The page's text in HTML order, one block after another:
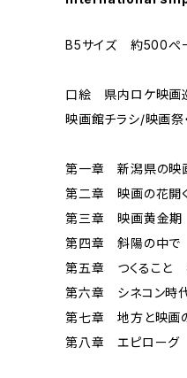
B5サイズ 約500ぺ
口絵 県内ロケ映画
映画館チラシ/映画祭
第一章 新潟県の映
第二章 映画の花開
第三章 映画黄金期
第四章 斜陽の中で
第五章 つくること
第六章 シネコン時
第七章 地方と映画
第八章 エピローグ